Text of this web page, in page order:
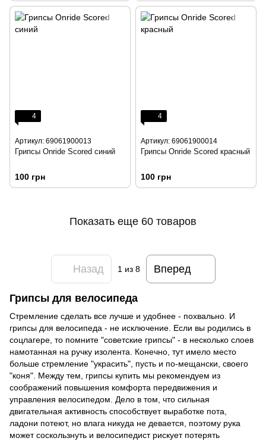
4
Артикул: 69061900013
Грипсы Onride Scored синий
100 грн
4
Артикул: 69061900014
Грипсы Onride Scored красный
100 грн
Показать еще 60 товаров
Назад 1из 8 Вперед
Грипсы для велосипеда
Стремление сделать все лучше и удобнее - похвально. И
грипсы для велосипеда - не исключение. Если вы родились в
соцлагере, то помните "советские грипсы" - в несколько слоев
намотанная на ручку изолента. Конечно, тут имело место
больше стремление "украсить", пусть и по-мещански, своего
"коня". Между тем, грипсы купить мы рекомендуем из
соображений повышения комфорта передвижения и
управления велосипедом. Дело в том, что сильная
двигательная активность способствует выработке пота,
ладони потеют, но влага никуда не девается, поэтому рука
может соскользнуть и велосипедист рискует потерять